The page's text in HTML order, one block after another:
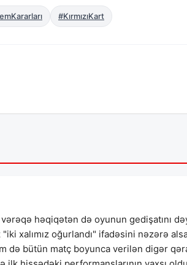
#KırmızıKart
həqiqətən də oyunun gedişatını
xalımız oğurlandı" ifadəsini nəzərə
də bütün matç boyunca verilən digər